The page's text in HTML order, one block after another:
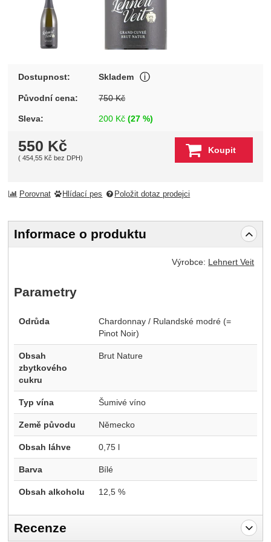
Dostupnost: Skladem
Původní cena: 750Kč
Sleva: 200 Kč (27 %)
550 Kč
( 454,55 Kč bez DPH)
Koupit
Porovnat Hlídací pes Položit dotaz prodejci
Informace o produktu
Výrobce: Lehnert Veit
Parametry
Odrůda
Chardonnay / Rulandské modré (=
Pinot Noir)
Obsah
zbytkového
cukru
Brut Nature
Typ vína Šumivé víno
Země původu Německo
Obsah láhve 0,75 l
Barva Bílé
Obsah alkoholu 12,5 %
Recenze